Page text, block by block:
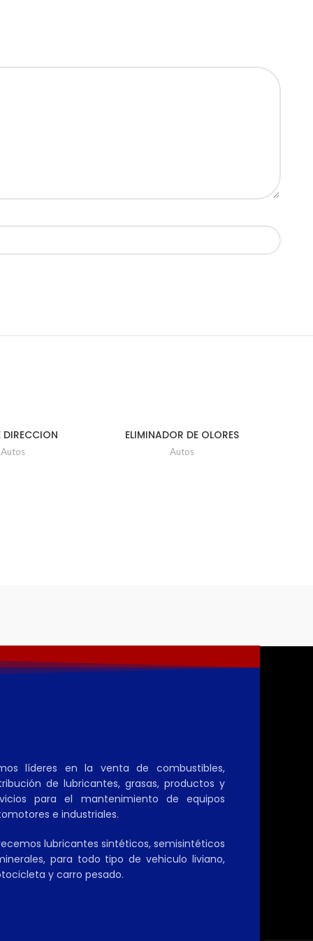
DIRECCION
UD 354ML
Autos
ELIMINADOR DE OLORES
AUTOFRESH SIMONZ
Autos
líderes en la venta de combustibles,
de lubricantes, grasas, productos y
para el mantenimiento de equipos
e industriales.
lubricantes sintéticos, semisintéticos
para todo tipo de vehiculo liviano,
y carro pesado.